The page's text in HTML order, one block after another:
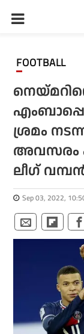
FOOTBALL
ശ്രമം
അവസരം
ലീഗ്
Sep 03, 2022,